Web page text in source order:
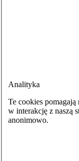
Analityka
Te cookies
w interakcję z naszą
anonimowo.